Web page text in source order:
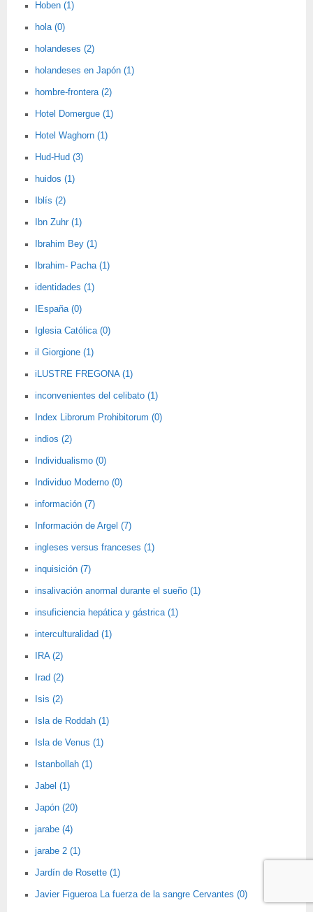
Hoben (1)
hola (0)
holandeses (2)
holandeses en Japón (1)
hombre-frontera (2)
Hotel Domergue (1)
Hotel Waghorn (1)
Hud-Hud (3)
huidos (1)
Iblís (2)
Ibn Zuhr (1)
Ibrahim Bey (1)
Ibrahim- Pacha (1)
identidades (1)
IEspaña (0)
Iglesia Católica (0)
il Giorgione (1)
iLUSTRE FREGONA (1)
inconvenientes del celibato (1)
Index Librorum Prohibitorum (0)
indios (2)
Individualismo (0)
Individuo Moderno (0)
información (7)
Información de Argel (7)
ingleses versus franceses (1)
inquisición (7)
insalivación anormal durante el sueño (1)
insuficiencia hepática y gástrica (1)
interculturalidad (1)
IRA (2)
Irad (2)
Isis (2)
Isla de Roddah (1)
Isla de Venus (1)
Istanbollah (1)
Jabel (1)
Japón (20)
jarabe (4)
jarabe 2 (1)
Jardín de Rosette (1)
Javier Figueroa La fuerza de la sangre Cervantes (0)